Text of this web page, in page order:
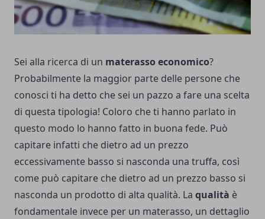
Sei alla ricerca di un materasso economico?
Probabilmente la maggior parte delle persone che
conosci ti ha detto che sei un pazzo a fare una scelta
di questa tipologia! Coloro che ti hanno parlato in
questo modo lo hanno fatto in buona fede. Può
capitare infatti che dietro ad un prezzo
eccessivamente basso si nasconda una truffa, così
come può capitare che dietro ad un prezzo basso si
nasconda un prodotto di alta qualità. La qualità è
fondamentale invece per un materasso, un dettaglio